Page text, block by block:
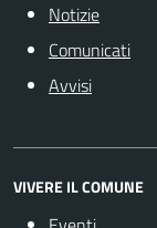
Notizie
Comunicati
Avvisi
VIVERE IL COMUNE